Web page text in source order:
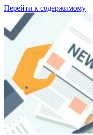
Перейти к содержимому